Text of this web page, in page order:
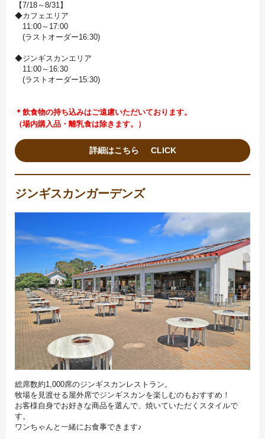
【7/18～8/31】
◆カフェエリア
11:00～17:00
(ラストオーダー16:30)
◆ジンギスカンエリア
11:00～16:30
(ラストオーダー15:30)
＊飲食物の持ち込みはご遠慮いただいております。
（場内購入品・離乳食は除きます。）
詳細はこちら
ジンギスカンガーデンズ
総席数約1,000席のジンギスカンレストラン。
牧場を見渡せる屋外席でジンギスカンを楽しむのもおすすめ！
お客様自身でお好きな商品を選んで、焼いていただくスタイルで
す。
ワンちゃんと一緒にお食事できます♪